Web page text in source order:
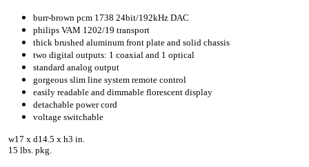
burr-brown pcm 1738 24bit/192kHz DAC
philips VAM 1202/19 transport
thick brushed aluminum front plate and solid chassis
two digital outputs: 1 coaxial and 1 optical
standard analog output
gorgeous slim line system remote control
easily readable and dimmable florescent display
detachable power cord
voltage switchable
w17 x d14.5 x h3 in.
15 lbs. pkg.